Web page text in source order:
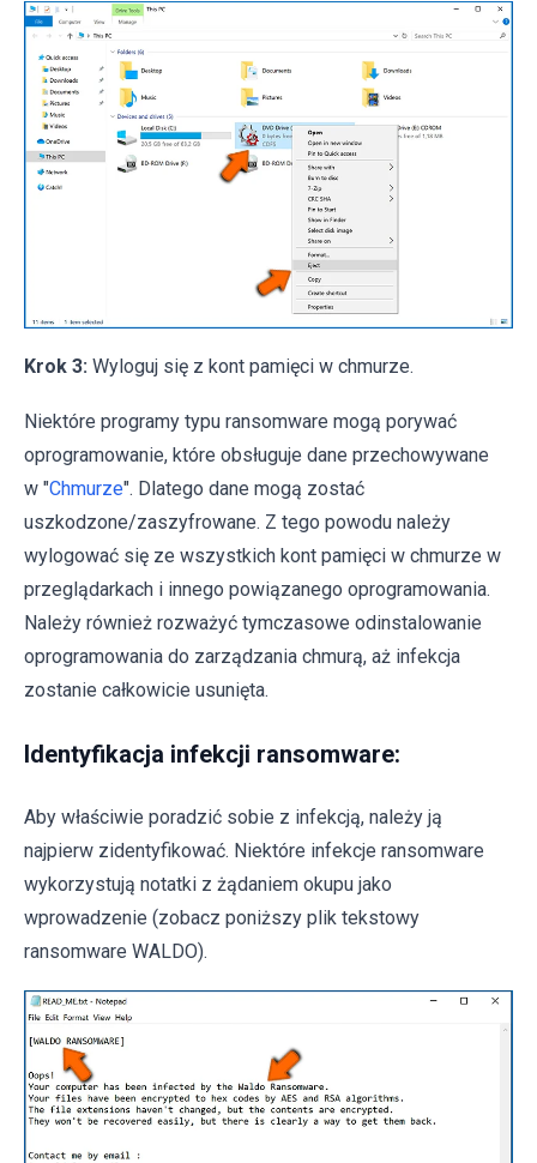
Krok 3: Wyloguj się z kont pamięci w chmurze.
Niektóre programy typu ransomware mogą porywać
oprogramowanie, które obsługuje dane przechowywane
w "Chmurze". Dlatego dane mogą zostać
uszkodzone/zaszyfrowane. Z tego powodu należy
wylogować się ze wszystkich kont pamięci w chmurze w
przeglądarkach i innego powiązanego oprogramowania.
Należy również rozważyć tymczasowe odinstalowanie
oprogramowania do zarządzania chmurą, aż infekcja
zostanie całkowicie usunięta.
Identyfikacja infekcji ransomware:
Aby właściwie poradzić sobie z infekcją, należy ją
najpierw zidentyfikować. Niektóre infekcje ransomware
wykorzystują notatki z żądaniem okupu jako
wprowadzenie (zobacz poniższy plik tekstowy
ransomware WALDO).